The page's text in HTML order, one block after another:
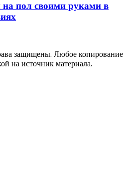
пол своими руками в
защищены. Любое копирование
на источник материала.